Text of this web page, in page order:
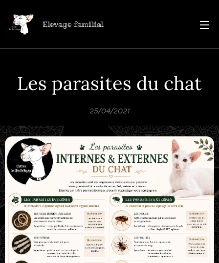
Elevage familial
Les parasites du chat
25/04/2021